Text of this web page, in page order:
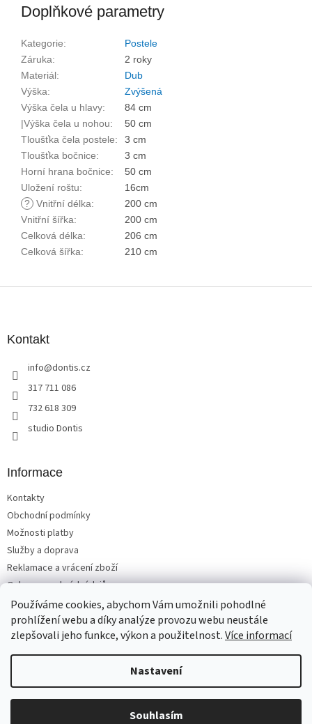
Používáme cookies, abychom Vám umožnili pohodlné
prohlížení webu a díky analýze provozu webu neustále
zlepšovali jeho funkce, výkon a použitelnost.Více informací
Nastavení
Souhlasím
Doplňkové parametry
Kategorie:
Postele
Záruka:
2 roky
Materiál:
Dub
Výška:
Zvýšená
Výška čela u hlavy:
84 cm
|Výška čela u nohou:
50 cm
Tloušťka čela postele:
3 cm
Tloušťka bočnice:
3 cm
Horní hrana bočnice:
50 cm
Uložení roštu:
16cm
? Vnitřní délka:
200 cm
Vnitřní šířka:
200 cm
Celková délka:
206 cm
Celková šířka: 210 cm
Kontakt
info@dontis.cz
317 711 086
732 618 309
studio Dontis
Informace
Kontakty
Obchodní podmínky
Možnosti platby
Služby a doprava
Reklamace a vrácení zboží
Ochrana osobních údajů
Copyright 2026Matrace, postele, nábytek Benešov. Všechna
práva vyhrazena.Upravit nastavení cookies